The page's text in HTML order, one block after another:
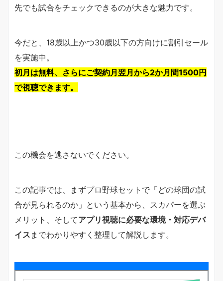
先でも試合をチェックできるのが大きな魅力です。
今だと、18歳以上かつ30歳以下の方向けに割引セール
を実施中。
初月は無料、さらにご契約月翌月から2か月間1500円
で視聴できます。
この機会を逃さないでください。
この記事では、まずプロ野球セットで「どの球団の試
合が見られるのか」という基本から、スカパーを選ぶ
メリット、そしてアプリ視聴に必要な環境・対応デバ
イス までわかりやすく整理して解説します。